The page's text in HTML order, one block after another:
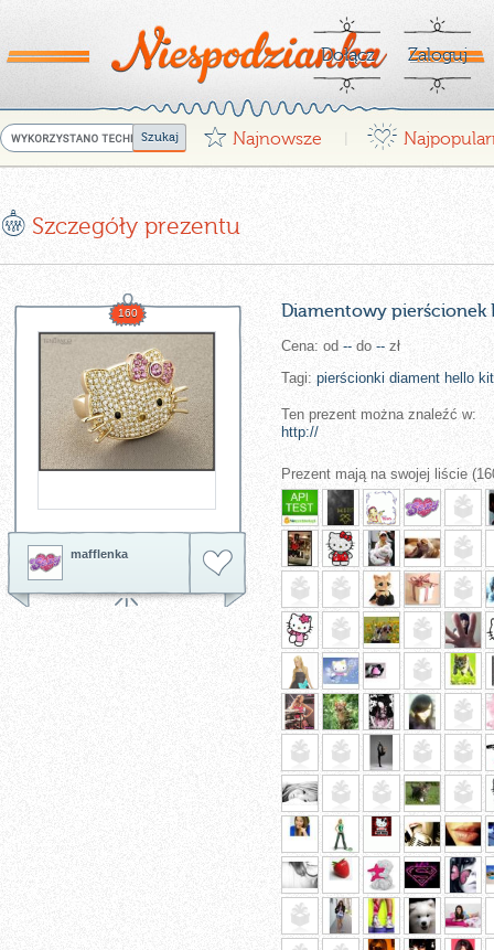
Dołącz Zaloguj
G Najnowsze ¤
E Szczegóły prezentu
160
mafflenka
Diamentowy pierścionek
Cena: od -- do -- zł
Tagi: pierścionki diament hello
Ten prezent można znaleźć w:
http://
Prezent mają na swojej liście